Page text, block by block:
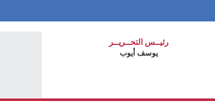
رئيــس التحــريــر
يوسف أيوب